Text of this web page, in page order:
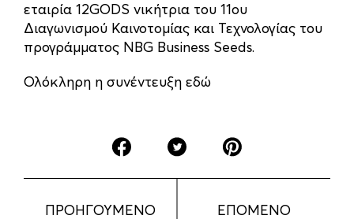
εταιρία 12GODS νικήτρια του 11ου
Διαγωνισμού Καινοτομίας και Τεχνολογίας του
προγράμματος NBG Business Seeds.
Ολόκληρη η συνέντευξη εδώ
ΠΡΟΗΓΟΥΜΕΝΟ ΕΠΟΜΕΝΟ